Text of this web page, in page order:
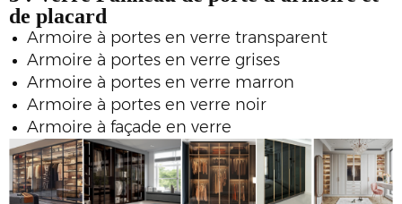
de placard
Armoire à portes en verre transparent
Armoire à portes en verre grises
Armoire à portes en verre marron
Armoire à portes en verre noir
Armoire à façade en verre